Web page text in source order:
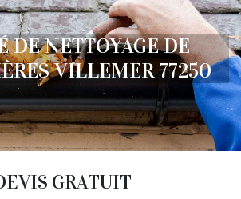
DE NETTOYAGE DE
VILLEMER 77250
GRATUIT